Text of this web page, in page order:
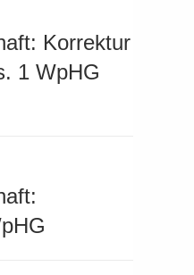
Korrektur
1 WpHG